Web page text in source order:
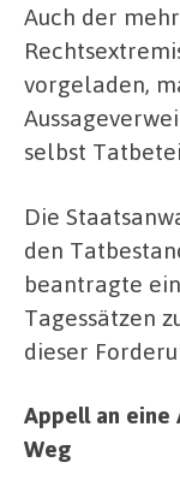
Auch der
vorgeladen,
selbst
Die
den
beantragte
Tagessätzen
dieser
Appell an eine
Weg